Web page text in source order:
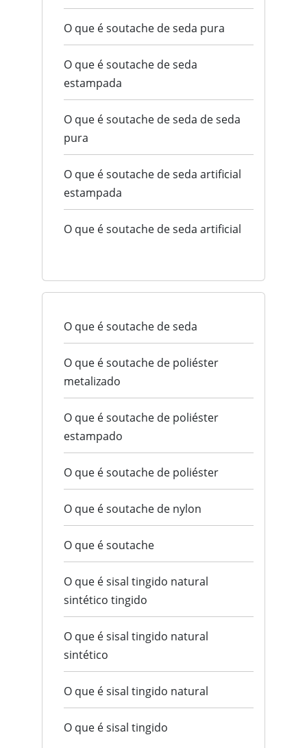
O que é soutache de seda pura
O que é soutache de seda
estampada
O que é soutache de seda de seda
pura
O que é soutache de seda artificial
estampada
O que é soutache de seda artificial
O que é soutache de seda
O que é soutache de poliéster
metalizado
O que é soutache de poliéster
estampado
O que é soutache de poliéster
O que é soutache de nylon
O que é soutache
O que é sisal tingido natural
sintético tingido
O que é sisal tingido natural
sintético
O que é sisal tingido natural
O que é sisal tingido